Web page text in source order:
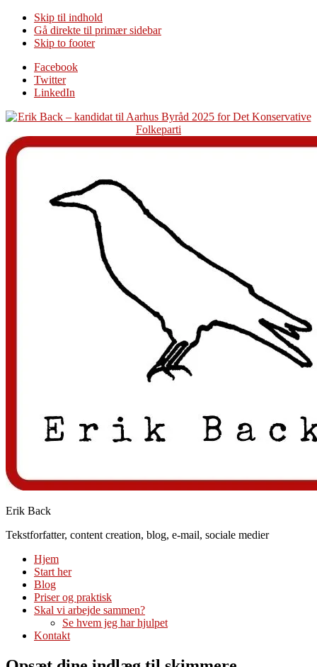
Skip til indhold
Gå direkte til primær sidebar
Skip to footer
Additional
menu
Facebook
Twitter
LinkedIn
Erik Back
Tekstforfatter, content creation, blog, e-mail, sociale medier
Hjem
Start her
Blog
Priser og praktisk
Skal vi arbejde sammen?
Se hvem jeg har hjulpet
Kontakt